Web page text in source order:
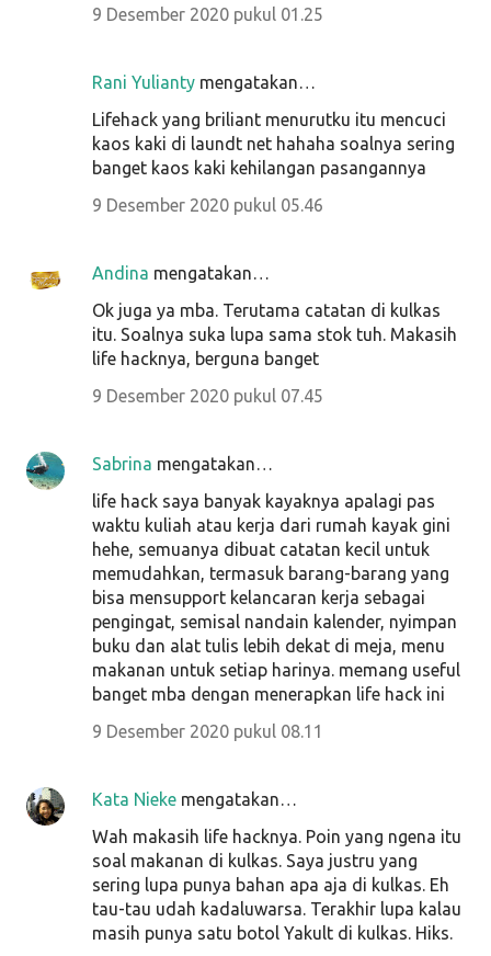
9 Desember 2020 pukul 01.25
Rani Yulianty mengatakan…
Lifehack yang briliant menurutku itu mencuci
kaos kaki di laundt net hahaha soalnya sering
banget kaos kaki kehilangan pasangannya
9 Desember 2020 pukul 05.46
Andina mengatakan…
Ok juga ya mba. Terutama catatan di kulkas
itu. Soalnya suka lupa sama stok tuh. Makasih
life hacknya, berguna banget
9 Desember 2020 pukul 07.45
Sabrina mengatakan…
life hack saya banyak kayaknya apalagi pas
waktu kuliah atau kerja dari rumah kayak gini
hehe, semuanya dibuat catatan kecil untuk
memudahkan, termasuk barang-barang yang
bisa mensupport kelancaran kerja sebagai
pengingat, semisal nandain kalender, nyimpan
buku dan alat tulis lebih dekat di meja, menu
makanan untuk setiap harinya. memang useful
banget mba dengan menerapkan life hack ini
9 Desember 2020 pukul 08.11
Kata Nieke mengatakan…
Wah makasih life hacknya. Poin yang ngena itu
soal makanan di kulkas. Saya justru yang
sering lupa punya bahan apa aja di kulkas. Eh
tau-tau udah kadaluwarsa. Terakhir lupa kalau
masih punya satu botol Yakult di kulkas. Hiks.